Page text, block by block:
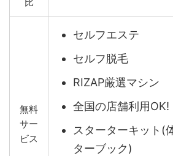
比
無料
サー
ビス
セルフエステ
セルフ脱毛
RIZAP厳選マシン
全国の店舗利用OK!
スターターキット(
ターブック)